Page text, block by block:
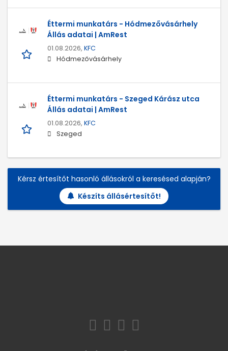
Éttermi munkatárs - Hódmezővásárhely
Állás adatai | AmRest
01.08.2026, KFC
Hódmezővásárhely
Éttermi munkatárs - Szeged Kárász utca
Állás adatai | AmRest
01.08.2026, KFC
Szeged
Kérsz értesítőt hasonló állásokról a keresésed alapján?
Készíts állásértesítőt!